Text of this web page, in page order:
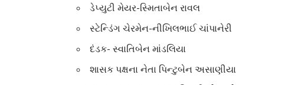
ડેપ્યુટી મેયર-સ્મિતાબેન રાવલ
સ્ટેન્ડિંગ ચેરમેન-નીખિલભાઈ ચાંપાનેરી
દંડક- સ્વાતિબેન માંડલિયા
શાસક પક્ષના નેતા પિન્ટુબેન અસાણીયા